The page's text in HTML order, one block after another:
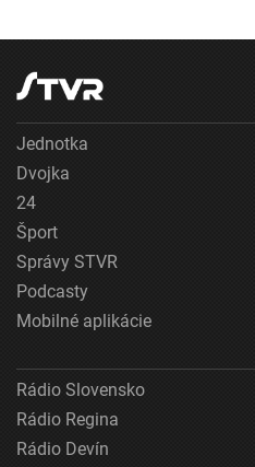
Jednotka
Dvojka
24
Šport
Správy STVR
Podcasty
Mobilné aplikácie
Rádio Slovensko
Rádio Regina
Rádio Devín